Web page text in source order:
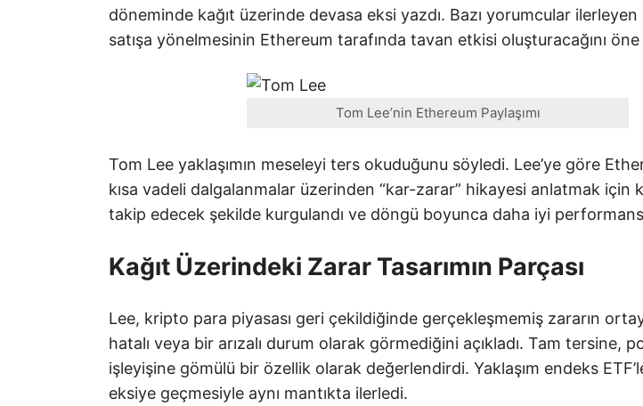
döneminde kağıt üzerinde devasa eksi yazdı. Bazı yorumcular
satışa yönelmesinin Ethereum tarafında tavan etkisi oluşturacağını
Tom Lee’nin Ethereum Paylaşımı
Tom Lee yaklaşımın meseleyi ters okuduğunu söyledi. Lee’ye göre
kısa vadeli dalgalanmalar üzerinden “kar-zarar” hikayesi anlatmak için
takip edecek şekilde kurgulandı ve döngü boyunca daha iyi performans
Kağıt Üzerindeki Zarar Tasarımın Parçası
Lee, kripto para piyasası geri çekildiğinde gerçekleşmemiş zararın
hatalı veya bir arızalı durum olarak görmediğini açıkladı. Tam tersine,
işleyişine gömülü bir özellik olarak değerlendirdi. Yaklaşım endeks
eksiye geçmesiyle aynı mantıkta ilerledi.